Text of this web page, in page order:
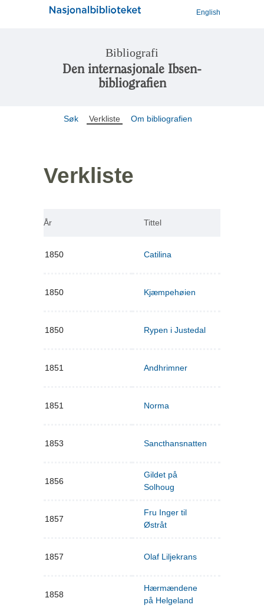
English
Bibliografi
Den internasjonale Ibsen-
bibliografien
Søk Verkliste Om bibliografien
Verkliste
År Tittel
1850 Catilina
1850 Kjæmpehøien
1850 Rypen i Justedal
1851 Andhrimner
1851 Norma
1853 Sancthansnatten
1856
Gildet på
Solhoug
1857
Fru Inger til
Østråt
1857 Olaf Liljekrans
1858
Hærmændene
på Helgeland